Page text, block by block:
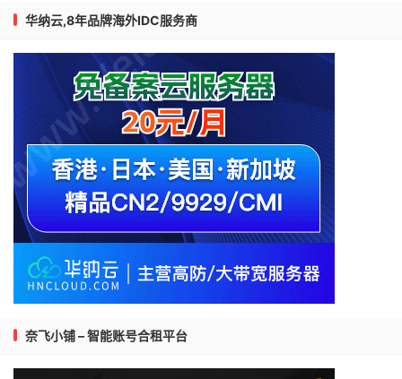
华纳云,8年品牌海外IDC服务商
奈飞小铺 – 智能账号合租平台